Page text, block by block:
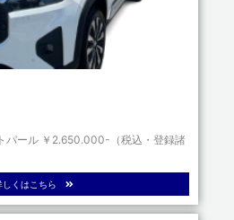
ール ￥2.650.000-（税込・登録諸
しくはこちら